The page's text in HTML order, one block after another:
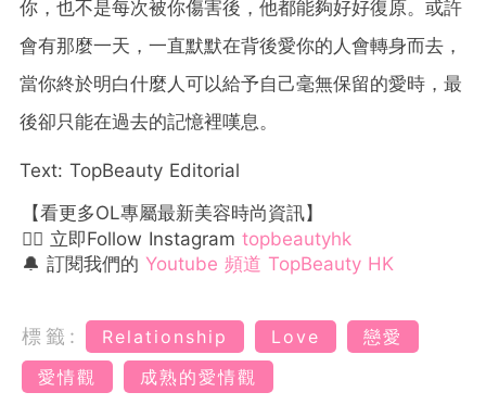
你，也不是每次被你傷害後，他都能夠好好復原。或許
會有那麼一天，一直默默在背後愛你的人會轉身而去，
當你終於明白什麼人可以給予自己毫無保留的愛時，最
後卻只能在過去的記憶裡嘆息。
Text: TopBeauty Editorial
【看更多OL專屬最新美容時尚資訊】
👉🏻 立即Follow Instagram topbeautyhk
🔔 訂閱我們的 Youtube 頻道 TopBeauty HK
標籤: Relationship Love
戀愛
愛情觀
成熟的愛情觀